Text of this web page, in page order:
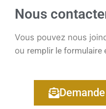
Nous
Vous pouvez nous
ou remplir le formulaire